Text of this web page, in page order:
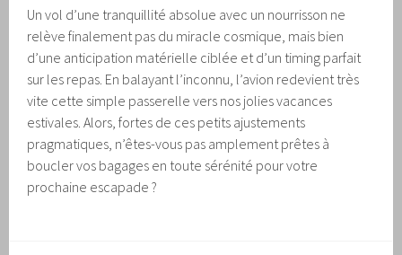
Un vol d’une tranquillité absolue avec un nourrisson ne
relève finalement pas du miracle cosmique, mais bien
d’une anticipation matérielle ciblée et d’un timing parfait
sur les repas. En balayant l’inconnu, l’avion redevient très
vite cette simple passerelle vers nos jolies vacances
estivales. Alors, fortes de ces petits ajustements
pragmatiques, n’êtes-vous pas amplement prêtes à
boucler vos bagages en toute sérénité pour votre
prochaine escapade ?